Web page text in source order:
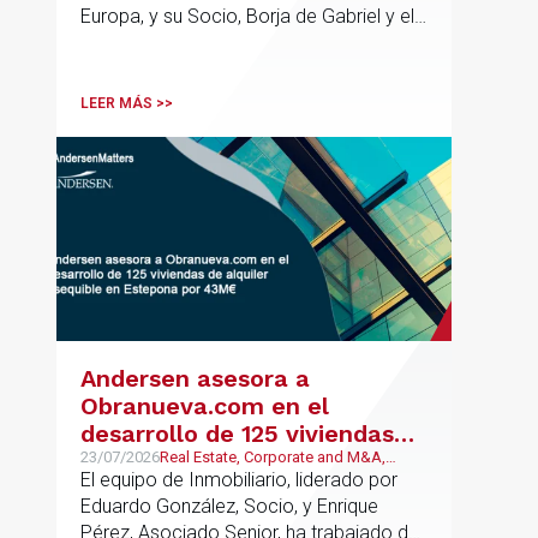
Europa, y su Socio, Borja de Gabriel y el
profesionales clave del sector.
LEER MÁS >>
Andersen asesora a
Obranueva.com en el
desarrollo de 125 viviendas
de alquiler asequible en
Estepona por 43M€
23/07/2026Real Estate, Corporate and M&A,
Público y Regulatorio
El equipo de Inmobiliario, liderado por
Eduardo González, Socio, y Enrique
Pérez, Asociado Senior, ha trabajado de